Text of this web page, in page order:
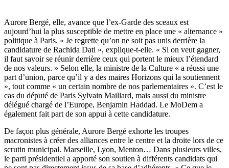
Aurore Bergé, elle, avance que l’ex-Garde des sceaux est
aujourd’hui la plus susceptible de mettre en place une « alternance »
politique à Paris. « Je regrette qu’on ne soit pas unis derrière la
candidature de Rachida Dati », explique-t-elle. « Si on veut gagner,
il faut savoir se réunir derrière ceux qui portent le mieux l’étendard
de nos valeurs. » Selon elle, la ministre de la Culture « a réussi une
part d’union, parce qu’il y a des maires Horizons qui la soutiennent
», tout comme « un certain nombre de nos parlementaires ». C’est le
cas du député de Paris Sylvain Maillard, mais aussi du ministre
délégué chargé de l’Europe, Benjamin Haddad. Le MoDem a
également fait part de son appui à cette candidature.
De façon plus générale, Aurore Bergé exhorte les troupes
macronistes à créer des alliances entre le centre et la droite lors de ce
scrutin municipal. Marseille, Lyon, Menton… Dans plusieurs villes,
le parti présidentiel a apporté son soutien à différents candidats qui